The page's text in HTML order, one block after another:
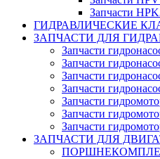
Запчасти
ГИДРАВЛИЧЕСКИЕ
ЗАПЧАСТИ ДЛЯ
Запчасти
Запчасти
Запчасти
Запчасти
Запчасти
Запчасти
Запчасти
ЗАПЧАСТИ ДЛЯ